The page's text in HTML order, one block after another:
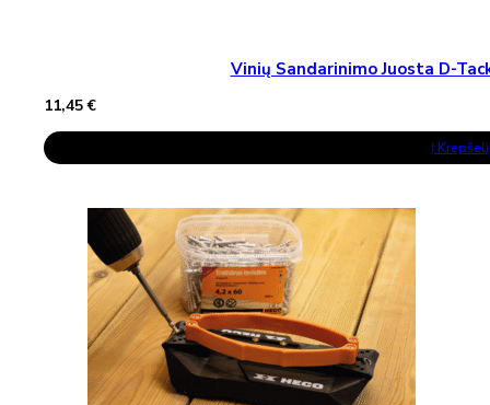
Vinių Sandarinimo Juosta D-
11,45€
Į Krepšelį